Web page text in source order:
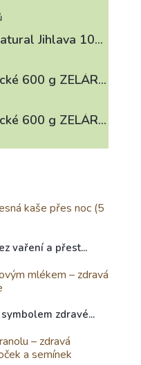
Guarová guma Natural Jihlava 100 g
4 z 5 hvězdiček.
Zelí kysané křimické 600 g ZELÁRNA LOBKOWICZ
3 z 5 hvězdiček.
Zelí kysané křimické 600 g ZELÁRNA LOBKOWICZ
4 z 5 hvězdiček.
kaše přes noc (5
vaření a přest...
mlékem – zdravá
zdravé...
– zdravá
a semínek